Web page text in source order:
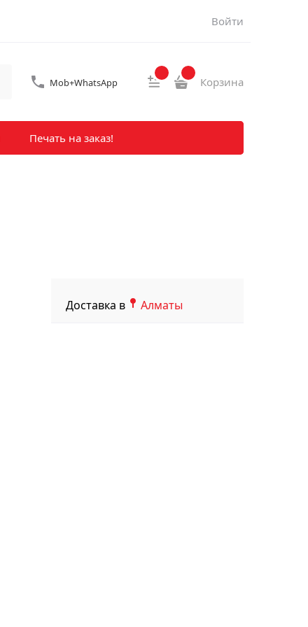
Войти
Mob+WhatsApp Корзина
Печать на заказ!
Доставка в Алматы